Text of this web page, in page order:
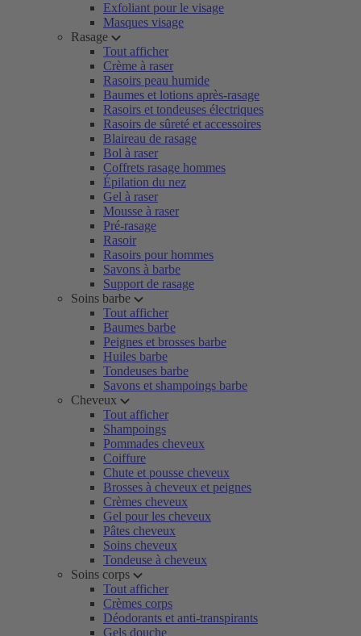
Exfoliant pour le visage
Masques visage
Rasage
Tout afficher
Crème à raser
Rasoirs peau humide
Baumes et lotions après-rasage
Rasoirs et tondeuses électriques
Rasoirs de sûreté et accessoires
Blaireau de rasage
Bol à raser
Coffrets rasage hommes
Épilation du nez
Gel à raser
Mousse à raser
Pré-rasage
Rasoir
Rasoirs pour hommes
Savons à barbe
Support de rasage
Soins barbe
Tout afficher
Baumes barbe
Peignes et brosses barbe
Huiles barbe
Tondeuses barbe
Savons et shampoings barbe
Cheveux
Tout afficher
Shampoings
Pommades cheveux
Coiffure
Chute et pousse cheveux
Brosses à cheveux et peignes
Crèmes cheveux
Gel pour les cheveux
Pâtes cheveux
Soins cheveux
Tondeuse à cheveux
Soins corps
Tout afficher
Crèmes corps
Déodorants et anti-transpirants
Gels douche